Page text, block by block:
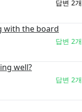
답변 2개
with the board
답변 2개
well?
답변 2개